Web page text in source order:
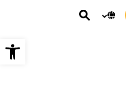
שנה שפת אתר